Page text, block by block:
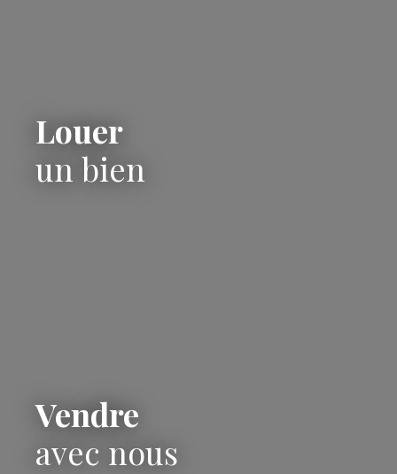
Louer
un bien
Vendre
avec nous